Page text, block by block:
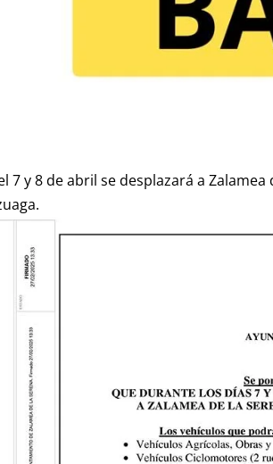
7 y 8 de abril se desplazará a